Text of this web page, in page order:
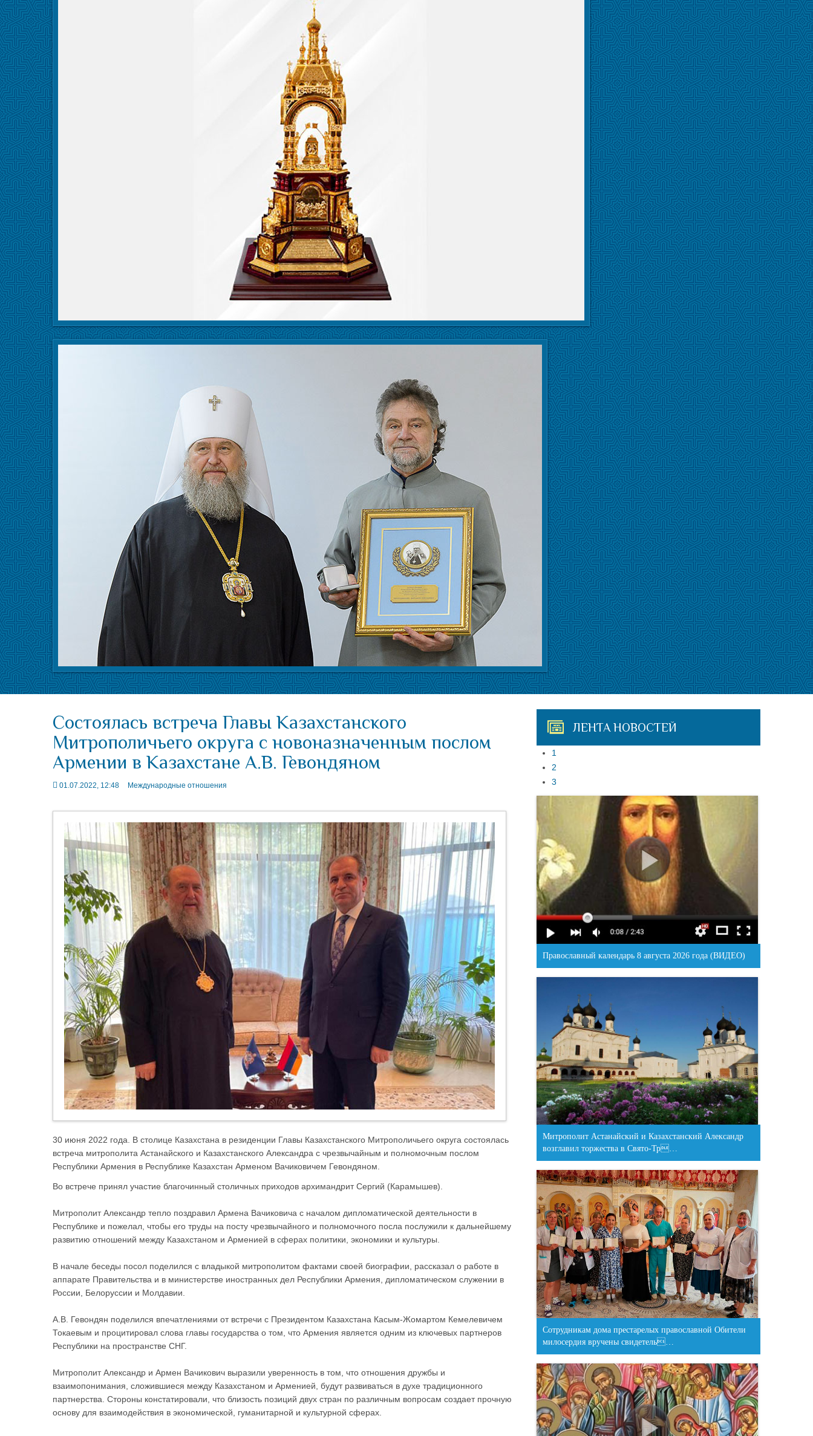
Состоялась встреча Главы Казахстанского
Митрополичьего округа с новоназначенным послом
Армении в Казахстане А.В. Гевондяном
01.07.2022, 12:48 Международные отношения
30 июня 2022 года. В столице Казахстана в резиденции Главы Казахстанского Митрополичьего округа состоялась
встреча митрополита Астанайского и Казахстанского Александра с чрезвычайным и полномочным послом
Республики Армения в Республике Казахстан Арменом Вачиковичем Гевондяном.
Во встрече принял участие благочинный столичных приходов архимандрит Сергий (Карамышев).
Митрополит Александр тепло поздравил Армена Вачиковича с началом дипломатической деятельности в
Республике и пожелал, чтобы его труды на посту чрезвычайного и полномочного посла послужили к дальнейшему
развитию отношений между Казахстаном и Арменией в сферах политики, экономики и культуры.
В начале беседы посол поделился с владыкой митрополитом фактами своей биографии, рассказал о работе в
аппарате Правительства и в министерстве иностранных дел Республики Армения, дипломатическом служении в
России, Белоруссии и Молдавии.
А.В. Гевондян поделился впечатлениями от встречи с Президентом Казахстана Касым-Жомартом Кемелевичем
Токаевым и процитировал слова главы государства о том, что Армения является одним из ключевых партнеров
Республики на пространстве СНГ.
Митрополит Александр и Армен Вачикович выразили уверенность в том, что отношения дружбы и
взаимопонимания, сложившиеся между Казахстаном и Арменией, будут развиваться в духе традиционного
партнерства. Стороны констатировали, что близость позиций двух стран по различным вопросам создает прочную
основу для взаимодействия в экономической, гуманитарной и культурной сферах.
ЛЕНТА НОВОСТЕЙ
1
2
3
Православный календарь 8 августа 2026 года (ВИДЕО)
Митрополит Астанайский и Казахстанский Александр
возглавил торжества в Свято-Тр…
Сотрудникам дома престарелых православной Обители
милосердия вручены свидетель…